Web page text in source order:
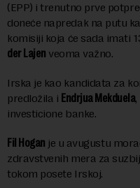
(EPP) i trenutno prve
doneće napredak na putu
komisiji koja će sada imati
der Lajen veoma važno.
Irska je kao kandidata za
predložila i Endrjua Mekduela
investicione banke.
Fil Hogan je u avugustu
zdravstvenih mera za
tokom posete Irskoj.